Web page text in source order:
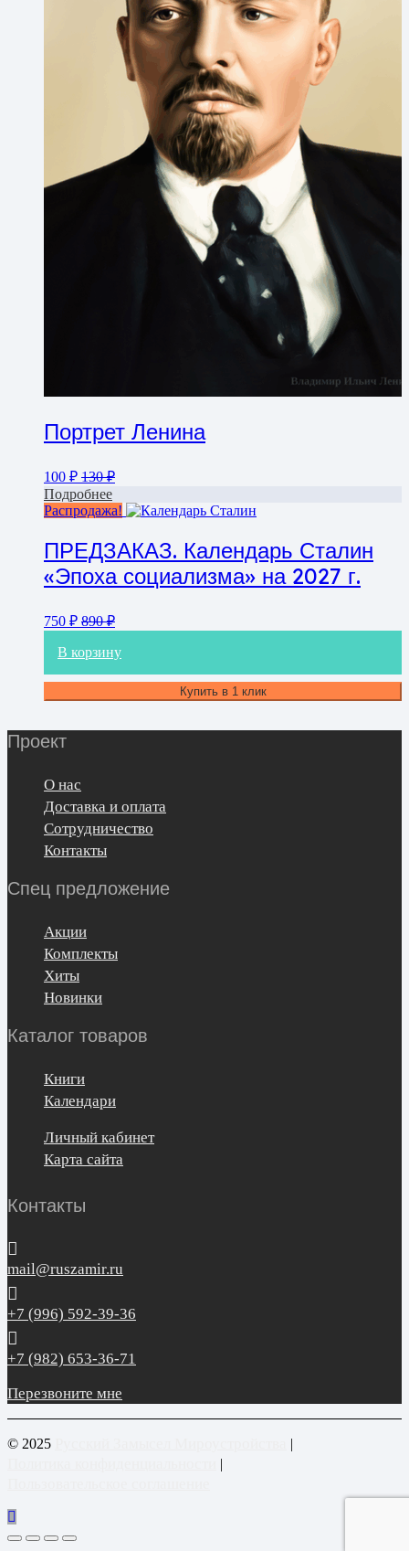
Портрет Ленина
100 ₽ 130₽
Подробнее
Распродажа!
ПРЕДЗАКАЗ. Календарь Сталин
«Эпоха социализма» на 2027 г.
750 ₽ 890₽
В корзину
Купить в 1 клик
Проект
О нас
Доставка и оплата
Сотрудничество
Контакты
Спец предложение
Акции
Комплекты
Хиты
Новинки
Каталог товаров
Книги
Календари
Личный кабинет
Карта сайта
Контакты
mail@ruszamir.ru
+7 (996) 592-39-36
+7 (982) 653-36-71
Перезвоните мне
© 2025 |
|